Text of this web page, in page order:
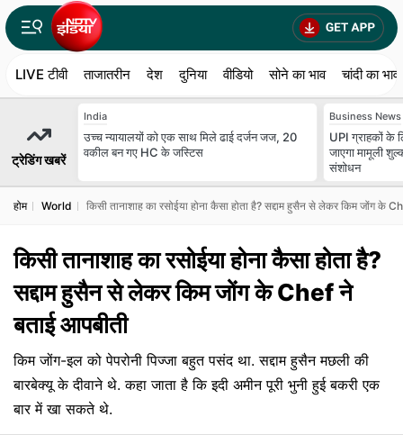
LIVE टीवी ताजातरीन देश दुनिया वीडियो सोने का भाव चांदी का भाव
ट्रेडिंग खबरें
India
उच्च न्यायालयों को एक साथ मिले ढाई दर्जन जज, 20
वकील बन गए HC के जस्टिस
Business News
UPI ग्राहकों के
जाएगा मामूली
संशोधन
होम World किसी तानाशाह का रसोईया होना कैसा होता है? सद्दाम हुसैन से लेकर किम जोंग के
किसी तानाशाह का रसोईया होना कैसा होता है?
सद्दाम हुसैन से लेकर किम जोंग के Chef ने
बताई आपबीती
किम जोंग-इल को पेपरोनी पिज्जा बहुत पसंद था. सद्दाम हुसैन मछली की
बारबेक्यू के दीवाने थे. कहा जाता है कि इदी अमीन पूरी भुनी हुई बकरी एक
बार में खा सकते थे.